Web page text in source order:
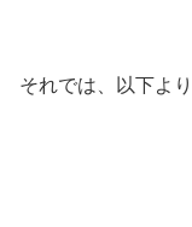
それでは、以下より